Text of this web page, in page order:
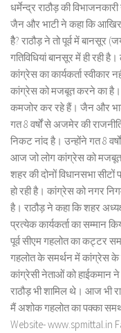
धर्मेन्द्र राठौड़ की
जैन और भाटी ने कहा कि आखिर
हैै? राठौड़ ने तो पूर्व में बानसूर
गतिविधियां बानसूर में ही रही
कांग्रेस का कार्यकर्ता
कांग्रेस को मजबूत करने का है।
कमजोर कर रहे हैं। जैन और
गत 8 वर्षों से अजमेर की
निकट नांद है। उन्होंने गत 8
आज जो लोग कांग्रेस को
शहर की दोनों विधानसभा सीटों
हो रही है। कांग्रेस को नगर
है। राठौड़ ने कहा कि शहर
प्रत्येक कार्यकर्ता का सम्मान
पूर्व सीएम गहलोत का कट्टर
गहलोत के समर्थन में कांग्रेस के
कांग्रेसी नेताओं को हाईकमान
राठौड़ भी शामिल थे। आज भी
मैं अशोक गहलोत का पक्का
Website- www.spmittal.in